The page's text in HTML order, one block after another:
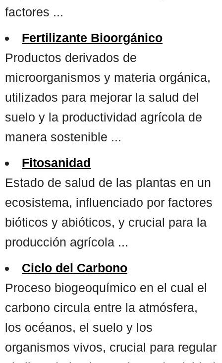
factores ...
Fertilizante Bioorgánico
Productos derivados de
microorganismos y materia orgánica,
utilizados para mejorar la salud del
suelo y la productividad agrícola de
manera sostenible ...
Fitosanidad
Estado de salud de las plantas en un
ecosistema, influenciado por factores
bióticos y abióticos, y crucial para la
producción agrícola ...
Ciclo del Carbono
Proceso biogeoquímico en el cual el
carbono circula entre la atmósfera,
los océanos, el suelo y los
organismos vivos, crucial para regular